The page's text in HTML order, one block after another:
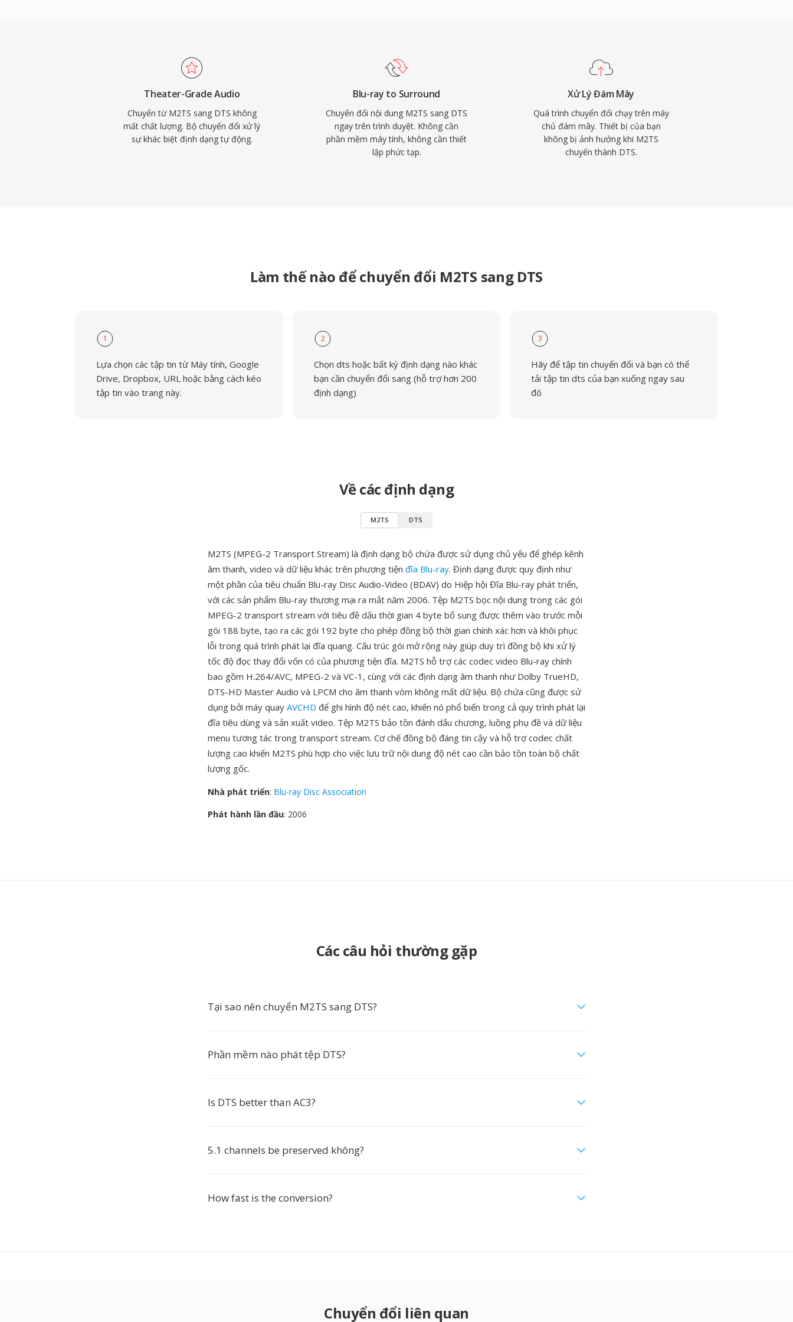
che giấu các trục trặc nhỏ trên đĩa hoặc luồng. Với bất kỳ ai làm
việc với nội dung âm thanh vòm cho phương tiện vật lý hoặc phát
trực tuyến cao cấp, DTS cung cấp con đường đã được chứng
minh từ phòng thu đến phòng khách.
Theater-Grade Audio
Chuyển từ M2TS sang DTS không
mất chất lượng. Bộ chuyển đổi xử lý
sự khác biệt định dạng tự động.
Blu-ray to Surround
Chuyển đổi nội dung M2TS sang DTS
ngay trên trình duyệt. Không cần
phần mềm máy tính, không cần thiết
lập phức tạp.
Xử Lý Đám Mây
Quá trình chuyển đổi chạy trên máy
chủ đám mây. Thiết bị của bạn
không bị ảnh hưởng khi M2TS
chuyển thành DTS.
Làm thế nào để chuyển đổi M2TS sang DTS
1
Lựa chọn các tập tin từ Máy tính, Google
Drive, Dropbox, URL hoặc bằng cách kéo
tập tin vào trang này.
2
Chọn dts hoặc bất kỳ định dạng nào khác
bạn cần chuyển đổi sang (hỗ trợ hơn 200
định dạng)
3
Hãy để tập tin chuyển đổi và bạn có thể
tải tập tin dts của bạn xuống ngay sau
đó
Về các định dạng
M2TS DTS
M2TS (MPEG-2 Transport Stream) là định dạng bộ chứa được sử dụng chủ yếu để ghép kênh
âm thanh, video và dữ liệu khác trên phương tiện đĩa Blu-ray. Định dạng được quy định như
một phần của tiêu chuẩn Blu-ray Disc Audio-Video (BDAV) do Hiệp hội Đĩa Blu-ray phát triển,
với các sản phẩm Blu-ray thương mại ra mắt năm 2006. Tệp M2TS bọc nội dung trong các gói
MPEG-2 transport stream với tiêu đề dấu thời gian 4 byte bổ sung được thêm vào trước mỗi
gói 188 byte, tạo ra các gói 192 byte cho phép đồng bộ thời gian chính xác hơn và khôi phục
lỗi trong quá trình phát lại đĩa quang. Cấu trúc gói mở rộng này giúp duy trì đồng bộ khi xử lý
tốc độ đọc thay đổi vốn có của phương tiện đĩa. M2TS hỗ trợ các codec video Blu-ray chính
bao gồm H.264/AVC, MPEG-2 và VC-1, cùng với các định dạng âm thanh như Dolby TrueHD,
DTS-HD Master Audio và LPCM cho âm thanh vòm không mất dữ liệu. Bộ chứa cũng được sử
dụng bởi máy quay AVCHD để ghi hình độ nét cao, khiến nó phổ biến trong cả quy trình phát lại
đĩa tiêu dùng và sản xuất video. Tệp M2TS bảo tồn đánh dấu chương, luồng phụ đề và dữ liệu
menu tương tác trong transport stream. Cơ chế đồng bộ đáng tin cậy và hỗ trợ codec chất
lượng cao khiến M2TS phù hợp cho việc lưu trữ nội dung độ nét cao cần bảo tồn toàn bộ chất
lượng gốc.
Nhà phát triển: Blu-ray Disc Association
Phát hành lần đầu: 2006
Các câu hỏi thường gặp
Tại sao nên chuyển M2TS sang DTS?
Phần mềm nào phát tệp DTS?
Is DTS better than AC3?
5.1 channels be preserved không?
How fast is the conversion?
Chuyển đổi liên quan